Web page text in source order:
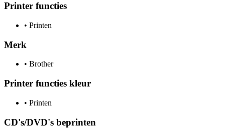
Printer functies
• Printen
Merk
• Brother
Printer functies kleur
• Printen
CD's/DVD's beprinten